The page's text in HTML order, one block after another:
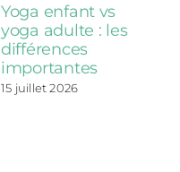
Yoga enfant vs
yoga adulte : les
différences
importantes
15 juillet 2026